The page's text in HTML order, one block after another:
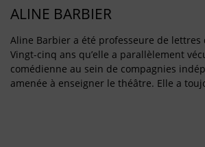
ALINE BARBIER
Aline Barbier a été professeure de lettres
Vingt-cinq ans qu’elle a parallèlement
comédienne au sein de compagnies
amenée à enseigner le théâtre. Elle a